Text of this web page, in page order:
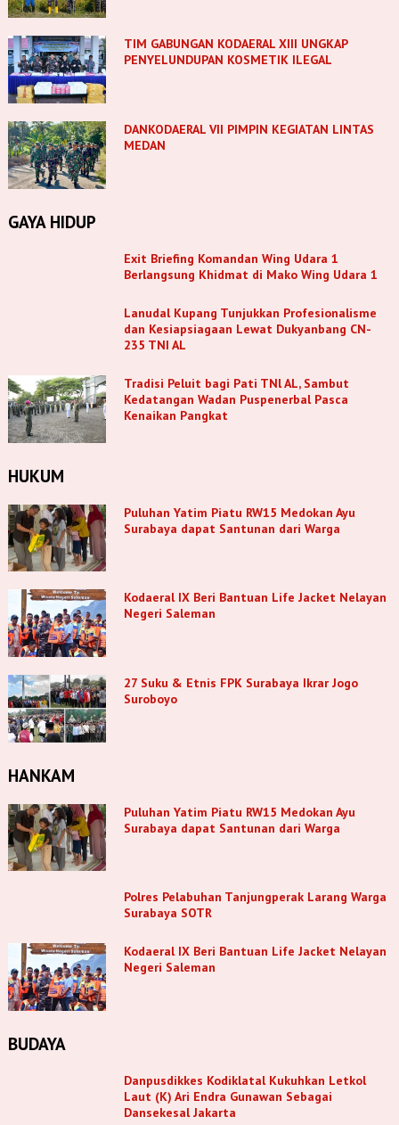
TIM GABUNGAN KODAERAL XIII UNGKAP
PENYELUNDUPAN KOSMETIK ILEGAL
DANKODAERAL VII PIMPIN KEGIATAN LINTAS
MEDAN
GAYA HIDUP
Exit Briefing Komandan Wing Udara 1
Berlangsung Khidmat di Mako Wing Udara 1
Lanudal Kupang Tunjukkan Profesionalisme
dan Kesiapsiagaan Lewat Dukyanbang CN-
235 TNI AL
Tradisi Peluit bagi Pati TNl AL, Sambut
Kedatangan Wadan Puspenerbal Pasca
Kenaikan Pangkat
HUKUM
Puluhan Yatim Piatu RW15 Medokan Ayu
Surabaya dapat Santunan dari Warga
Kodaeral IX Beri Bantuan Life Jacket Nelayan
Negeri Saleman
27 Suku & Etnis FPK Surabaya Ikrar Jogo
Suroboyo
HANKAM
Puluhan Yatim Piatu RW15 Medokan Ayu
Surabaya dapat Santunan dari Warga
Polres Pelabuhan Tanjungperak Larang Warga
Surabaya SOTR
Kodaeral IX Beri Bantuan Life Jacket Nelayan
Negeri Saleman
BUDAYA
Danpusdikkes Kodiklatal Kukuhkan Letkol
Laut (K) Ari Endra Gunawan Sebagai
Dansekesal Jakarta